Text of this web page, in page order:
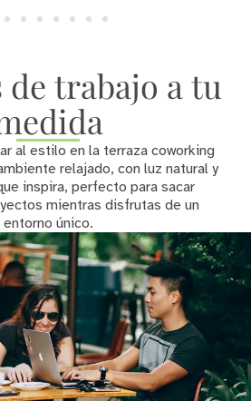
de trabajo a tu
al estilo en la terraza coworking
relajado, con luz natural y
inspira, perfecto para sacar
mientras disfrutas de un
entorno único.